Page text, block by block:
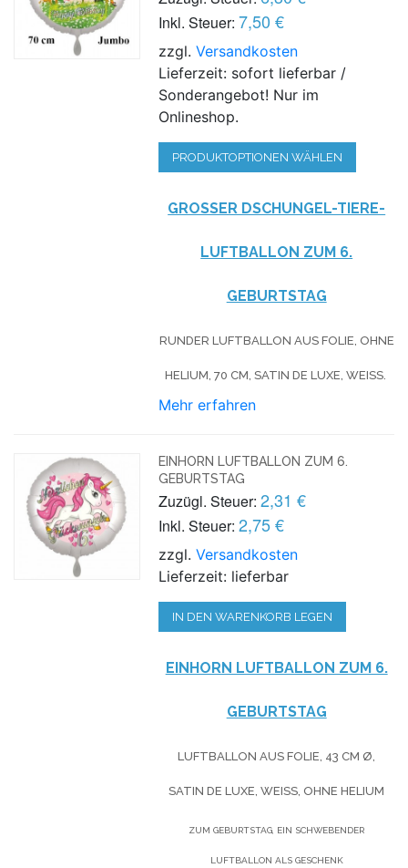
Inkl. Steuer: 7,50 €
zzgl.Versandkosten
Lieferzeit: sofort lieferbar /
Sonderangebot! Nur im
Onlineshop.
PRODUKTOPTIONEN WÄHLEN
GROSSER DSCHUNGEL-TIERE-L
UFTBALLON ZUM 6. G
EBURTSTAG
RUNDER LUFTBALLON AUS FOLIE, OHNE
HELIUM, 70 CM, SATIN DE LUXE, WEISS.
Mehr erfahren
EINHORN LUFTBALLON ZUM 6.
GEBURTSTAG
Zuzügl. Steuer: 2,31 €
Inkl. Steuer: 2,75 €
zzgl.Versandkosten
Lieferzeit: lieferbar
IN DEN WARENKORB LEGEN
EINHORN LUFTBALLON ZUM 6.
GEBURTSTAG
LUFTBALLON AUS FOLIE, 43 CM Ø,
SATIN DE LUXE, WEISS, OHNE HELIUM
ZUM GEBURTSTAG, EIN SCHWEBENDER
LUFTBALLON ALS GESCHENK